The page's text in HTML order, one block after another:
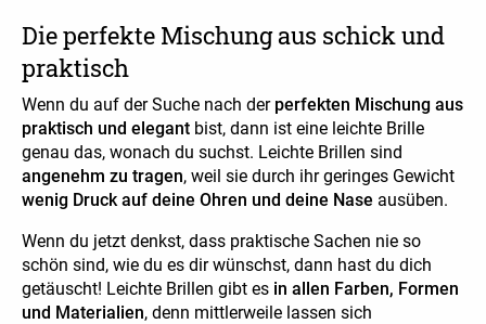
Die perfekte Mischung aus schick und
praktisch
Wenn du auf der Suche nach der perfekten Mischung aus
praktisch und elegant bist, dann ist eine leichte Brille
genau das, wonach du suchst. Leichte Brillen sind
angenehm zu tragen, weil sie durch ihr geringes Gewicht
wenig Druck auf deine Ohren und deine Nase ausüben.
Wenn du jetzt denkst, dass praktische Sachen nie so
schön sind, wie du es dir wünschst, dann hast du dich
getäuscht! Leichte Brillen gibt es in allen Farben, Formen
und Materialien, denn mittlerweile lassen sich